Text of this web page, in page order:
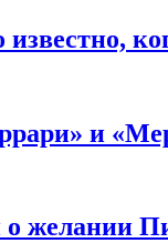
и
желании